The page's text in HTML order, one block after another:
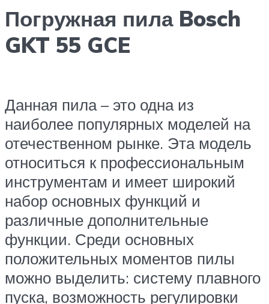
Погружная пила Bosch
GKT 55 GCE
Данная пила – это одна из
наиболее популярных моделей на
отечественном рынке. Эта модель
относиться к профессиональным
инструментам и имеет широкий
набор основных функций и
различные дополнительные
функции. Среди основных
положительных моментов пилы
можно выделить: систему плавного
пуска, возможность регулировки